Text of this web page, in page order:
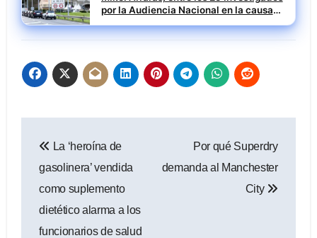
por la Audiencia Nacional en la causa
SEPI del caso Leire
de
entradas
La ‘heroína de
gasolinera’ vendida
como suplemento
dietético alarma a los
funcionarios de salud
Por qué Superdry
demanda al Manchester
City